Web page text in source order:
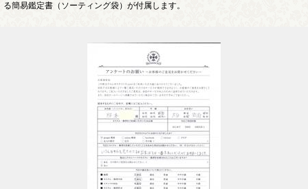
る簡易鑑定書（ソーティング袋）が付属します。